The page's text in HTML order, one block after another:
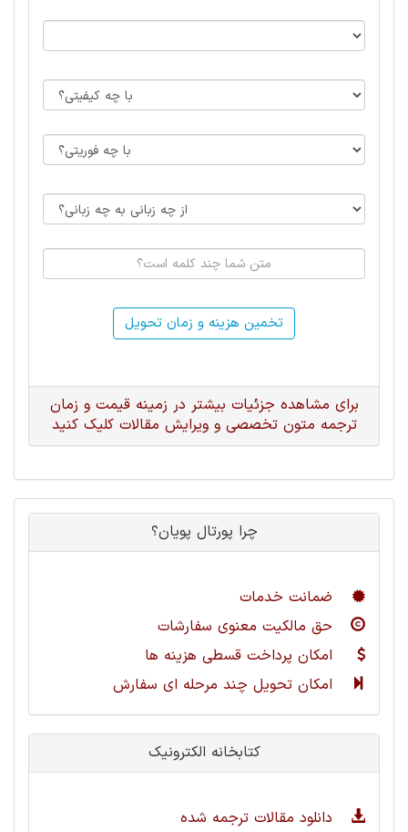
تخمین هزینه و زمان تحویل
برای مشاهده جزئیات بیشتر در زمینه قیمت و زمان
ترجمه متون تخصصی و ویرایش مقالات کلیک کنید
چرا پورتال پویان؟
ضمانت خدمات
حق مالکیت معنوی سفارشات
امکان پرداخت قسطی هزینه ها
امکان تحویل چند مرحله ای سفارش
کتابخانه الکترونیک
دانلود مقالات ترجمه شده